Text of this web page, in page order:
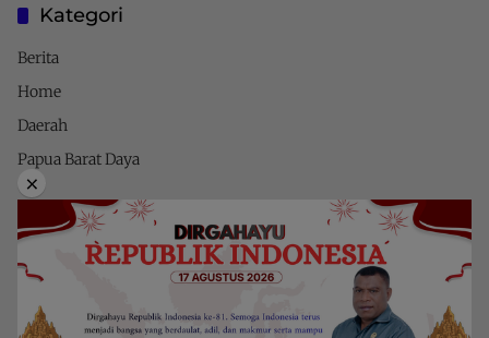
Kategori
Berita
Home
Daerah
Papua Barat Daya
Privacy Policy Indeks Berita Pedoman Media Siber
×